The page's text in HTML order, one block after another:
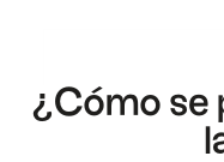
¿Cómo se